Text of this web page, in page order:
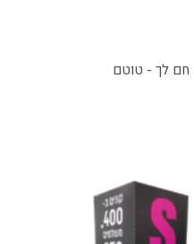
חם לך - טוטם